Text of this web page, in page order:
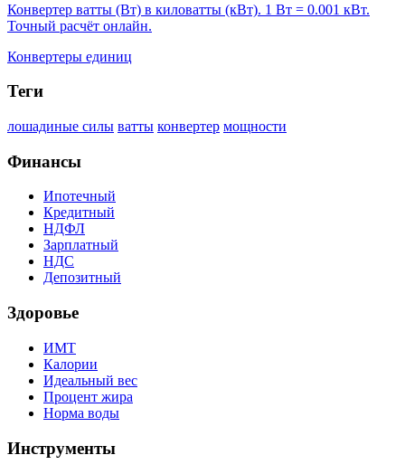
Конвертер ватты (Вт) в киловатты (кВт). 1 Вт = 0.001 кВт.
Точный расчёт онлайн.
Конвертеры единиц
Теги
лошадиные силы ватты конвертер мощности
Финансы
Ипотечный
Кредитный
НДФЛ
Зарплатный
НДС
Депозитный
Здоровье
ИМТ
Калории
Идеальный вес
Процент жира
Норма воды
Инструменты